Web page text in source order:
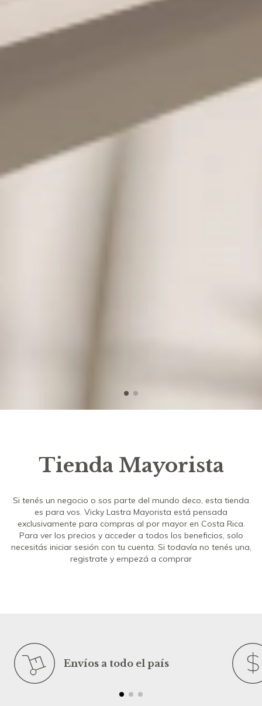
Tienda Mayorista
Si tenés un negocio o sos parte del mundo deco, esta tienda
es para vos. Vicky Lastra Mayorista está pensada
exclusivamente para compras al por mayor en Costa Rica.
Para ver los precios y acceder a todos los beneficios, solo
necesitás iniciar sesión con tu cuenta. Si todavía no tenés una,
registrate y empezá a comprar
Envíos a todo el país